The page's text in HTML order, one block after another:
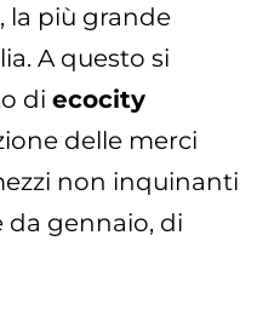
la più grande
A questo si
di ecocity
delle merci
non inquinanti
da gennaio, di